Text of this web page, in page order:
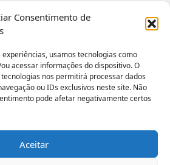
Consentimento de
usamos tecnologias como
acessar informações do dispositivo. O
nos permitirá processar dados
ou IDs exclusivos neste site. Não
pode afetar negativamente certos
Aceitar
o Sistema de
uma
transição
Cuidados
Mercado